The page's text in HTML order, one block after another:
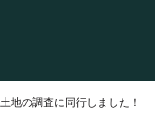
土地の調査に同行しました！